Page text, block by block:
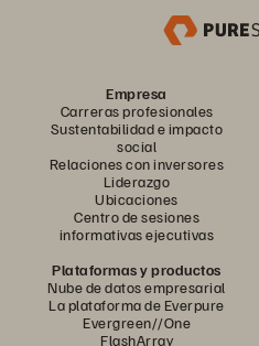
Empresa
Carreras profesionales
Sustentabilidad e impacto
social
Relaciones con inversores
Liderazgo
Ubicaciones
Centro de sesiones
informativas ejecutivas
Plataformas y productos
Nube de datos empresarial
La plataforma de Everpure
Evergreen//One
FlashArray